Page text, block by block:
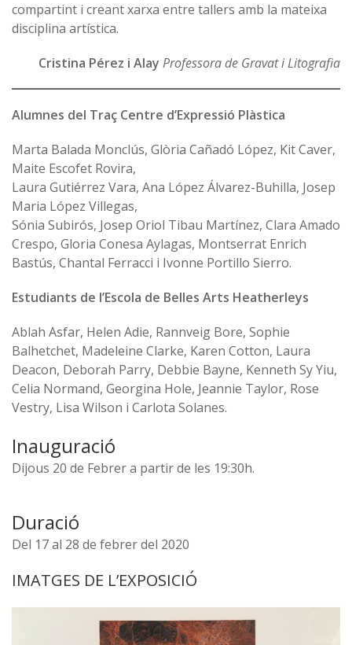
compartint i creant xarxa entre tallers amb la mateixa
disciplina artística.
Cristina Pérez i Alay Professora de Gravat i Litografia
Alumnes del Traç Centre d’Expressió Plàstica
Marta Balada Monclús, Glòria Cañadó López, Kit Caver,
Maite Escofet Rovira,
Laura Gutiérrez Vara, Ana López Álvarez-Buhilla, Josep
Maria López Villegas,
Sónia Subirós, Josep Oriol Tibau Martínez, Clara Amado
Crespo, Gloria Conesa Aylagas, Montserrat Enrich
Bastús, Chantal Ferracci i Ivonne Portillo Sierro.
Estudiants de l’Escola de Belles Arts Heatherleys
Ablah Asfar, Helen Adie, Rannveig Bore, Sophie
Balhetchet, Madeleine Clarke, Karen Cotton, Laura
Deacon, Deborah Parry, Debbie Bayne, Kenneth Sy Yiu,
Celia Normand, Georgina Hole, Jeannie Taylor, Rose
Vestry, Lisa Wilson i Carlota Solanes.
Inauguració
Dijous 20 de Febrer a partir de les 19:30h.
Duració
Del 17 al 28 de febrer del 2020
IMATGES DE L’EXPOSICIÓ